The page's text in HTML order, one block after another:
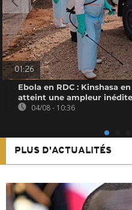
01:26
Ebola en RDC : Kinshasa
atteint une ampleur inédite
04/08 - 10:36
PLUS D'ACTUALITÉS